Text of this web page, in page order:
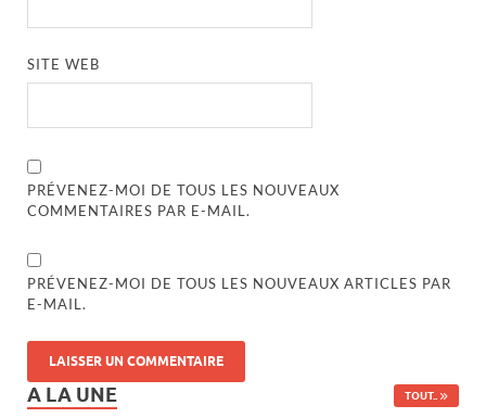
SITE WEB
PRÉVENEZ-MOI DE TOUS LES NOUVEAUX
COMMENTAIRES PAR E-MAIL.
PRÉVENEZ-MOI DE TOUS LES NOUVEAUX ARTICLES PAR
E-MAIL.
A LA UNE TOUT..